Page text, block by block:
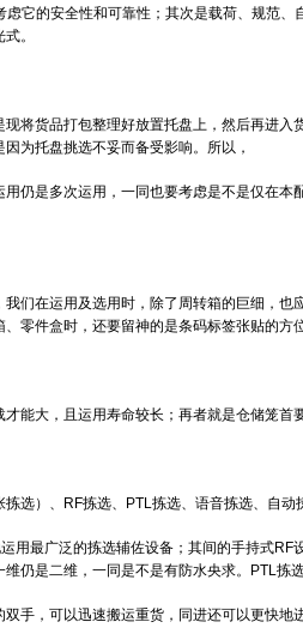
它的安全性和可靠性；其次是载荷、规范
。
将货品打包整理好放置托盘上，然后再进
为托盘挑选不妥而备受影响。所以，
仍是多次运用，一同也要考虑是不是仅在
们在运用及选用时，除了周转箱的巨细，
零件盒时，还要留神的是条码标签张贴的方
能大，且运用寿命较长；再者就是仓储笼
选）、RF拣选、PTL拣选、语音拣选、自
用最广泛的拣选辅佐设备；其间的手持式
仍是二维，一同是不是有防水央求。PTL
手，可以迅速搬运重货，同进还可以更快地